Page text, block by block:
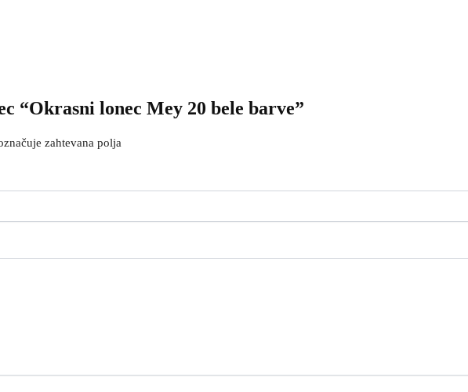
“Okrasni lonec Mey 20 bele barve”
zahtevana polja